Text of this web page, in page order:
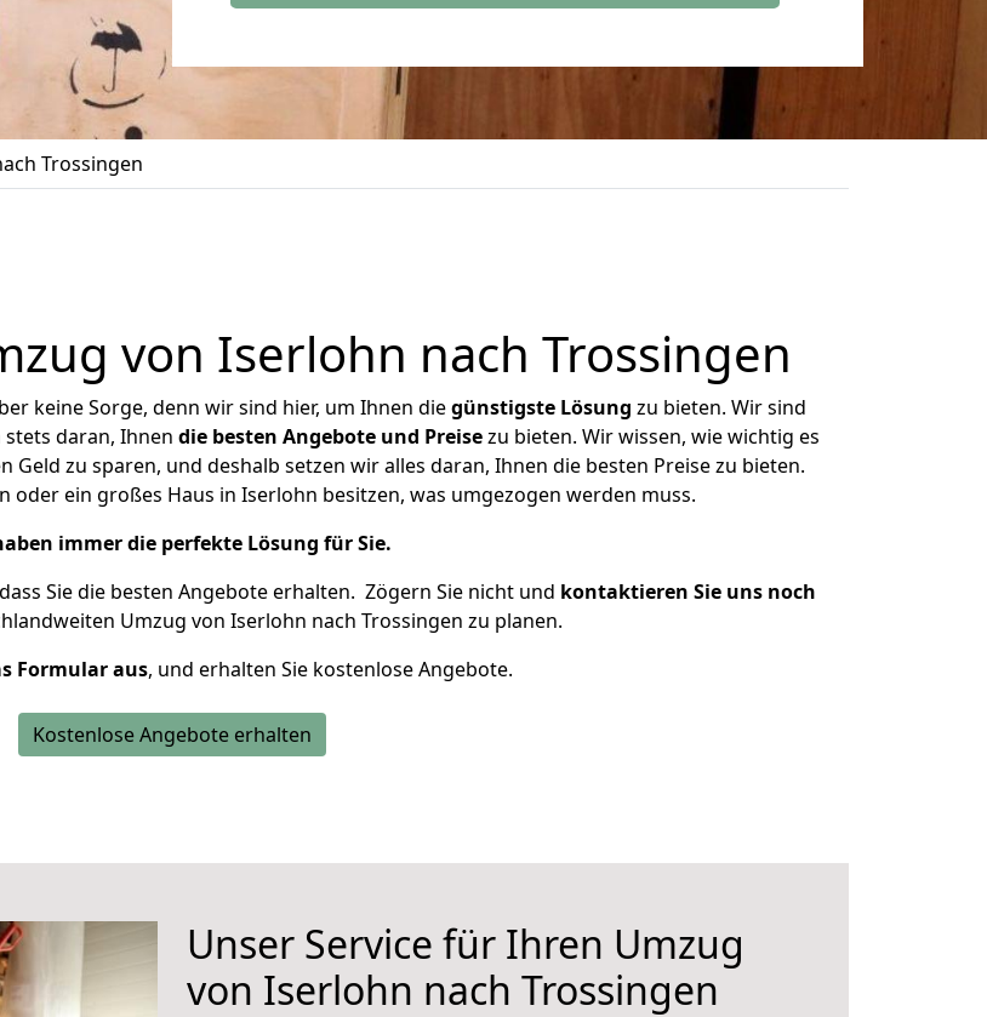
Trossingen
von Iserlohn nach Trossingen
keine Sorge, denn wir sind hier, um Ihnen diegünstigste Lösung zu bieten. Wir sind
daran, Ihnen die besten Angebote und Preisezu bieten. Wir wissen, wie wichtig es
zu sparen, und deshalb setzen wir alles daran, Ihnen die besten Preise zu bieten.
oder ein großes Haus in Iserlohn besitzen, was umgezogen werden muss.
immer die perfekte Lösung für Sie.
Sie die besten Angebote erhalten. Zögern Sie nicht und kontaktieren Sie uns noch
Umzug von Iserlohn nach Trossingen zu planen.
Formular aus, und erhalten Sie kostenlose Angebote.
Kostenlose Angebote erhalten
Unser Service für Ihren Umzug
von Iserlohn nach Trossingen